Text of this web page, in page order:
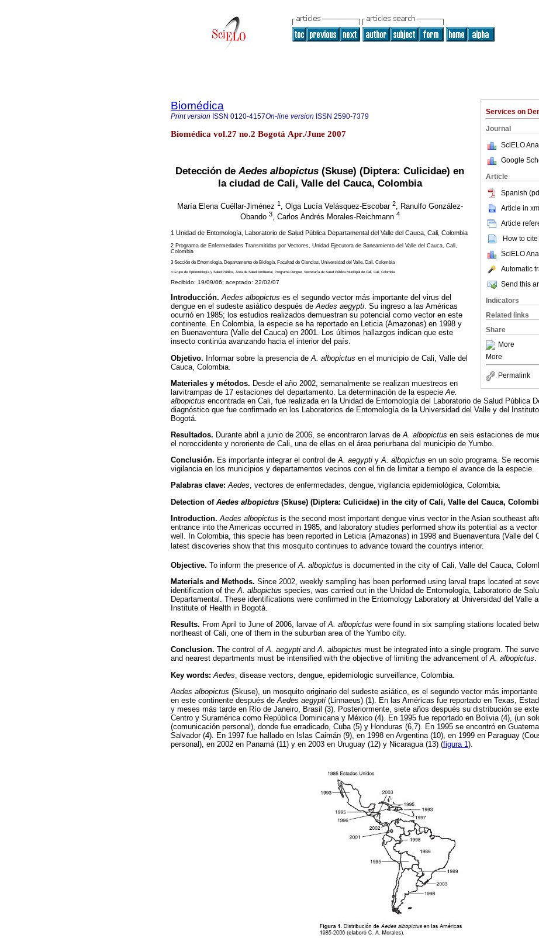
Services on
Journal
SciELO
Google
Article
Spanish
Article in
Article
How to
SciELO
Automatic
Send this
Indicators
Related links
Share
More
More
Permalink
Biomédica
Print version ISSN 0120-4157On-line version ISSN 2590-7379
Biomédica vol.27 no.2 Bogotá Apr./June 2007
Detección deAedes albopictus (Skuse) (Diptera: Culicidae) en
la ciudad de Cali, Valle del Cauca, Colombia
María Elena Cuéllar-Jiménez 1, Olga Lucía Velásquez-Escobar 2, Ranulfo González-
Obando 3, Carlos Andrés Morales-Reichmann 4
1 Unidad de Entomología, Laboratorio de Salud Pública Departamental del Valle del Cauca, Cali, Colombia
2 Programa de Enfermedades Transmitidas por Vectores, Unidad Ejecutora de Saneamiento del Valle del Cauca, Cali,
Colombia
3 Sección de Entomología, Departamento de Biología, Facultad de Ciencias, Universidad del Valle, Cali, Colombia
4 Grupo de Epidemiología y Salud Pública, Área de Salud Ambiental, Programa Dengue, Secretaría de Salud Pública Municipal de Cali, Cali, Colombia
Recibido: 19/09/06; aceptado: 22/02/07
Introducción.Aedes albopictus es el segundo vector más importante del virus del
dengue en el sudeste asiático después deAedes aegypti. Su ingreso a las Américas
ocurrió en 1985; los estudios realizados demuestran su potencial como vector en este
continente. En Colombia, la especie se ha reportado en Leticia (Amazonas) en 1998 y
en Buenaventura (Valle del Cauca) en 2001. Los últimos hallazgos indican que este
insecto continúa avanzando hacia el interior del país.
Objetivo. Informar sobre la presencia de A. albopictus en el municipio de Cali, Valle del
Cauca, Colombia.
Materiales y métodos. Desde el año 2002, semanalmente se realizan muestreos en
larvitrampas de 17 estaciones del departamento. La determinación de la especie Ae.
albopictus encontrada en Cali, fue realizada en la Unidad de Entomología del Laboratorio de Salud Pública
diagnóstico que fue confirmado en los Laboratorios de Entomología de la Universidad del Valle y del
Bogotá.
Resultados. Durante abril a junio de 2006, se encontraron larvas de A. albopictus en seis estaciones de
el noroccidente y nororiente de Cali, una de ellas en el área periurbana del municipio de Yumbo.
Conclusión. Es importante integrar el control deA. aegypti yA. albopictus en un solo programa. Se
vigilancia en los municipios y departamentos vecinos con el fin de limitar a tiempo el avance de la especie.
Palabras clave: Aedes, vectores de enfermedades, dengue, vigilancia epidemiológica, Colombia.
Detection of Aedes albopictus (Skuse) (Diptera: Culicidae) in the city of Cali, Valle del Cauca,
Introduction. Aedes albopictus is the second most important dengue virus vector in the Asian southeast
entrance into the Americas occurred in 1985, and laboratory studies performed show its potential as a
well. In Colombia, this specie has been reported in Leticia (Amazonas) in 1998 and Buenaventura (Valle del
latest discoveries show that this mosquito continues to advance toward the countrys interior.
Objective. To inform the presence of A. albopictus is documented in the city of Cali, Valle del Cauca,
Materials and Methods. Since 2002, weekly sampling has been performed using larval traps located at
identification of theA. albopictus species, was carried out in the Unidad de Entomología, Laboratorio de
Departamental. These identifications were confirmed in the Entomology Laboratory at Universidad del Valle
Institute of Health in Bogotá.
Results. From April to June of 2006, larvae ofA. albopictus were found in six sampling stations located
northeast of Cali, one of them in the suburban area of the Yumbo city.
Conclusion. The control ofA. aegypti andA. albopictus must be integrated into a single program. The
and nearest departments must be intensified with the objective of limiting the advancement ofA. albopictus.
Key words: Aedes , disease vectors, dengue, epidemiologic surveillance, Colombia.
Aedes albopictus (Skuse), un mosquito originario del sudeste asiático, es el segundo vector más
en este continente después de Aedes aegypti (Linnaeus) (1). En las Américas fue reportado en Texas,
y meses más tarde en Río de Janeiro, Brasil (3). Posteriormente, siete años después su distribución se
Centro y Suramérica como República Dominicana y México (4). En 1995 fue reportado en Bolivia (4), (un
(comunicación personal), donde fue erradicado, Cuba (5) y Honduras (6,7). En 1995 se encontró en
Salvador (4). En 1997 fue hallado en Islas Caimán (9), en 1998 en Argentina (10), en 1999 en Paraguay
personal), en 2002 en Panamá (11) y en 2003 en Uruguay (12) y Nicaragua (13) (figura 1 ).